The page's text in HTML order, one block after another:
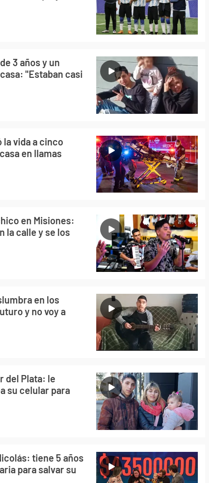
3 años y un
"Estaban casi
la vida a cinco
en llamas
en Misiones:
la calle y se los
en los
y no voy a
del Plata: le
su celular para
tiene 5 años
para salvar su